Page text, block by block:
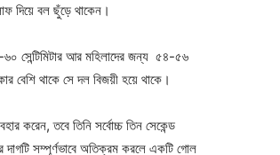
দিয়ে বল ছুঁড়ে থাকেন।
সেন্টিমিটার আর মহিলাদের জন্য ৫৪-৫৬
বেশি থাকে সে দল বিজয়ী হয়ে থাকে।
করেন, তবে তিনি সর্বোচ্চ তিন সেকেন্ড
দাগটি সম্পূর্ণভাবে অতিক্রম করলে একটি গোল